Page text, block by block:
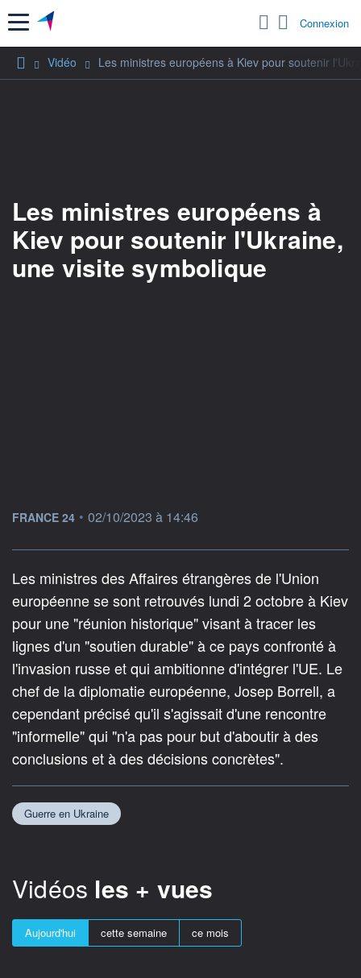
Menu Connexion
Vidéo Les ministres européens à Kiev pour soutenir
Les ministres européens à
Kiev pour soutenir l'Ukraine,
une visite symbolique
information fournie par
FRANCE 24 • 02/10/2023 à 14:46
Les ministres des Affaires étrangères de l'Union
européenne se sont retrouvés lundi 2 octobre à Kiev
pour une "réunion historique" visant à tracer les
lignes d'un "soutien durable" à ce pays confronté à
l'invasion russe et qui ambitionne d'intégrer l'UE. Le
chef de la diplomatie européenne, Josep Borrell, a
cependant précisé qu'il s'agissait d'une rencontre
"informelle" qui "n'a pas pour but d'aboutir à des
conclusions et à des décisions concrètes".
Guerre en Ukraine
Vidéos les + vues
Aujourd'hui cette semaine ce mois